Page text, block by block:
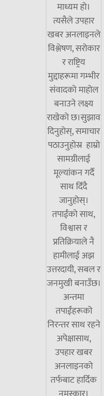
माध्यम हो।
त्यसैले उपहार
खबर अनलाइनले
विश्लेषण, सरोकार
र राष्ट्रिय
मुद्दाहरूमा गम्भीर
संवादको माहोल
बनाउने लक्ष्य
राखेको छ।सुझाव
दिनुहोस्, समाचार
पठाउनुहोस्र हाम्रो
सामग्रीलाई
मूल्यांकन गर्दै
साथ दिँदै
जानुहोस्।
तपाईंको साथ,
विश्वास र
प्रतिक्रियाले नै
हामीलाई अझ
उत्तरदायी, सबल र
जनमुखी बनाउँछ।
अन्तमा
तपाईंहरूको
निरन्तर साथ रहने
अपेक्षासाथ,
उपहार खबर
अनलाइनको
तर्फबाट हार्दिक